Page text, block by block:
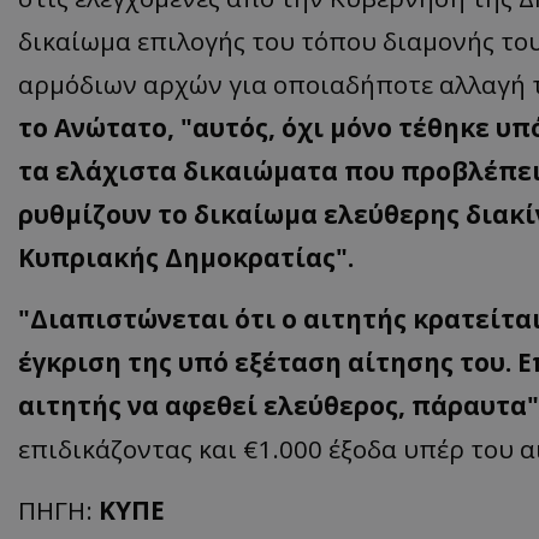
δικαίωμα επιλογής του τόπου διαμονής
αρμόδιων αρχών για οποιαδήποτε
το Ανώτατο, "αυτός, όχι μόνο τέθηκε
τα ελάχιστα δικαιώματα που
ρυθμίζουν το δικαίωμα ελεύθερης
Κυπριακής Δημοκρατίας".
"Διαπιστώνεται ότι ο αιτητής
έγκριση της υπό εξέταση αίτησης του.
αιτητής να αφεθεί ελεύθερος,
επιδικάζοντας και €1.000 έξοδα υπέρ του
ΠΗΓΗ: ΚΥΠΕ
ASP.NET_SessionId